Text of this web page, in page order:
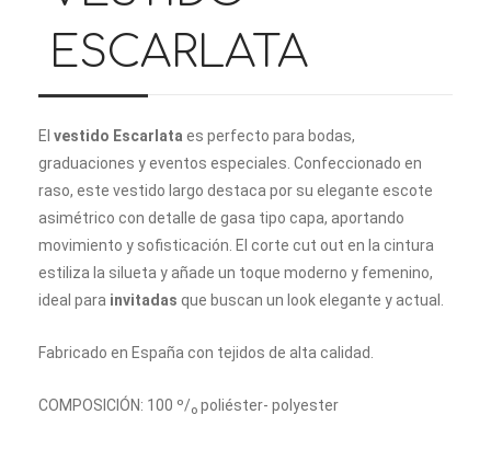
ESCARLATA
El vestido Escarlata es perfecto para bodas,
graduaciones y eventos especiales. Confeccionado en
raso, este vestido largo destaca por su elegante escote
asimétrico con detalle de gasa tipo capa, aportando
movimiento y sofisticación. El corte cut out en la cintura
estiliza la silueta y añade un toque moderno y femenino,
ideal para invitadas que buscan un look elegante y actual.
Fabricado en España con tejidos de alta calidad.
COMPOSICIÓN: 100 º/ₒ poliéster- polyester